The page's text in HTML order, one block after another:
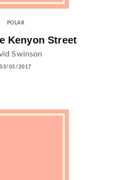
POLAR
Kenyon Street
Swinson
03/05/2017